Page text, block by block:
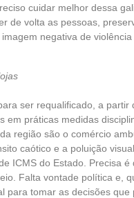
cuidar melhor dessa
de volta as pessoas,
negativa de
ser requalificado, a partir
em práticas medidas
região são o comércio
caótico e a poluição
ICMS do Estado. Precisa é
Falta vontade política e,
para tomar as decisões que